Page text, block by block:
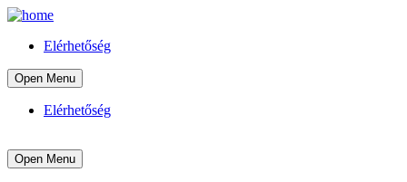
Elérhetőség
Open Menu
Elérhetőség
Open Menu